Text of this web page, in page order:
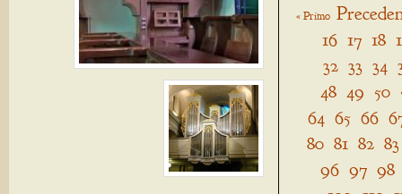
« Primo
16 17 18
32 33 34
48 49 50
64 65 66
80 81 82 83
96 97 98